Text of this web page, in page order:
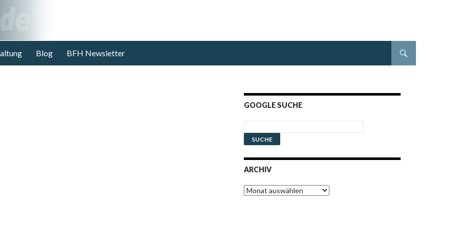
Blog BFH Newsletter
GOOGLE SUCHE
ARCHIV
Archiv